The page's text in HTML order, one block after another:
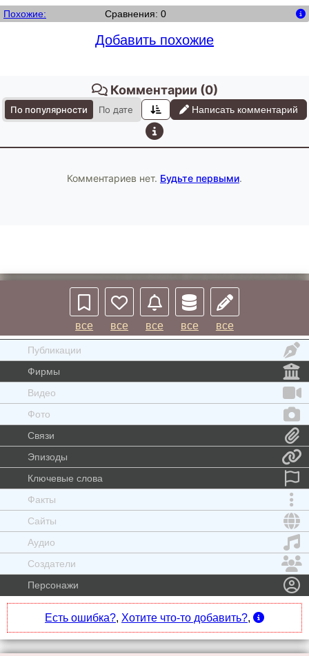
Похожие: Сравнения: 0
Добавить похожие
Комментарии (0)
По популярности По дате Написать комментарий
Комментариев нет. Будьте первыми.
все все все все все
Публикации
Фирмы
Видео
Фото
Связи
Эпизоды
Ключевые слова
Факты
Сайты
Аудио
Создатели
Персонажи
Есть ошибка?, Хотите что-то добавить?,